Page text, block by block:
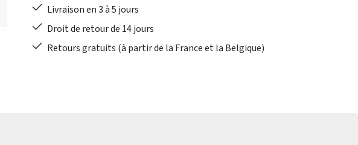
Livraison en 3 à 5 jours
Droit de retour de 14 jours
Retours gratuits (à partir de la France et la Belgique)